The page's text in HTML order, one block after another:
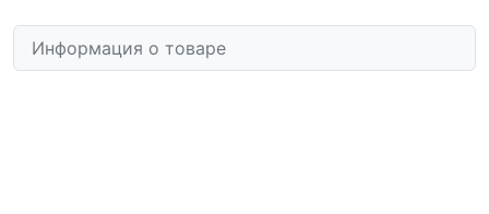
Информация о товаре